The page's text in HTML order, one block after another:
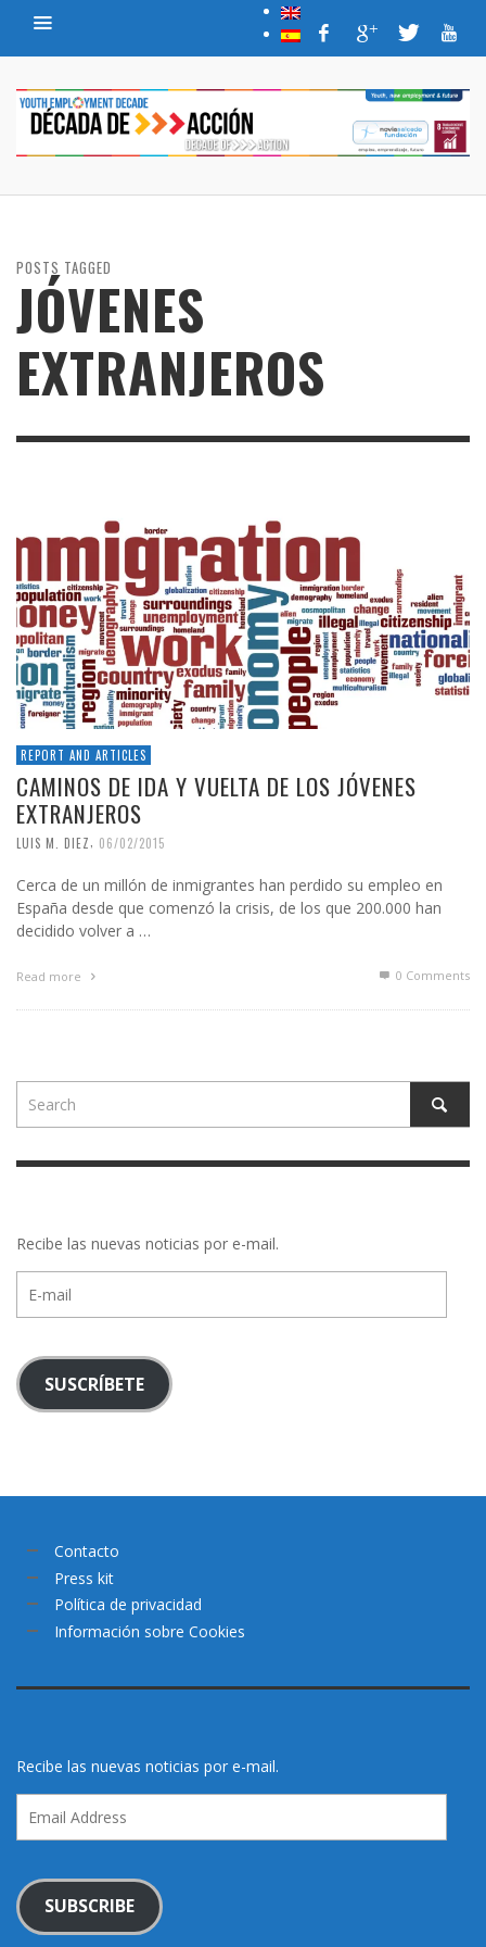
POSTS TAGGED
JÓVENES
EXTRANJEROS
REPORT AND ARTICLES
CAMINOS DE IDA Y VUELTA DE LOS JÓVENES
EXTRANJEROS
LUIS M. DIEZ, 06/02/2015
Cerca de un millón de inmigrantes han perdido su empleo en
España desde que comenzó la crisis, de los que 200.000 han
decidido volver a …
Read more 0 Comments
Recibe las nuevas noticias por e-mail.
mail
SUSCRÍBETE
Contacto
Press kit
Política de privacidad
Información sobre Cookies
Recibe las nuevas noticias por e-mail.
Address
SUBSCRIBE